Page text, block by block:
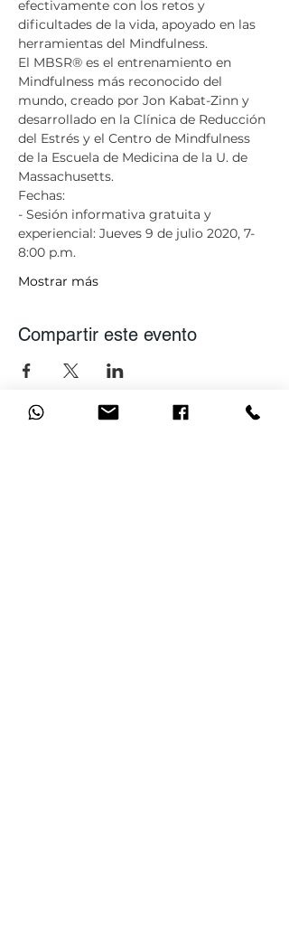
efectivamente con los retos y
dificultades de la vida, apoyado en las
herramientas del Mindfulness.
El MBSR® es el entrenamiento en
Mindfulness más reconocido del
mundo, creado por Jon Kabat-Zinn y
desarrollado en la Clínica de Reducción
del Estrés y el Centro de Mindfulness
de la Escuela de Medicina de la U. de
Massachusetts.
Fechas:
- Sesión informativa gratuita y
experiencial: Jueves 9 de julio 2020, 7-
8:00 p.m.
Mostrar más
Compartir este evento